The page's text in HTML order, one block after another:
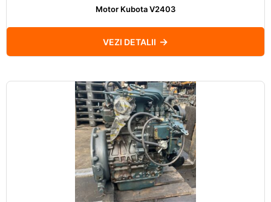
Motor Kubota V2403
VEZI DETALII